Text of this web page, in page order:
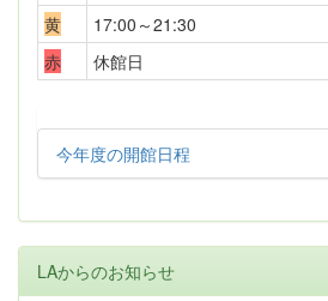
黄
17:00～21:30
赤
休館日
今年度の開館日程
LAからのお知らせ